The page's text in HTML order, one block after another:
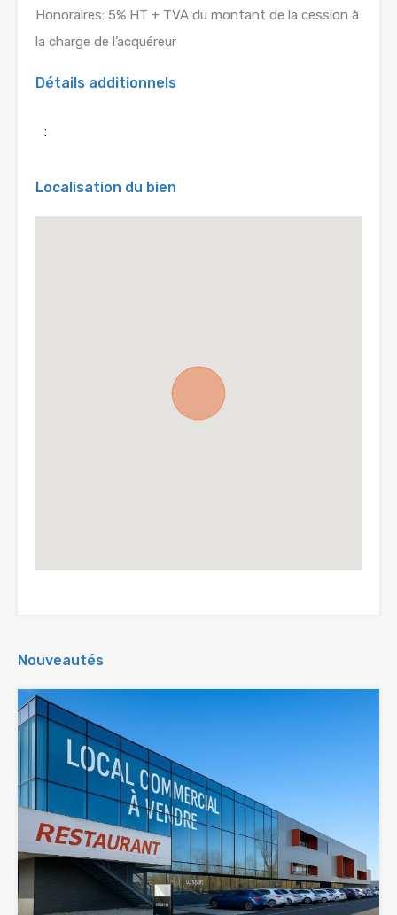
Honoraires: 5% HT + TVA du montant de la cession à
la charge de l’acquéreur
Détails additionnels
:
Localisation du bien
Nouveautés